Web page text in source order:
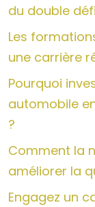
du double défi
Les
une carrière
Pourquoi
automobile
?
Comment la
améliorer la
Engagez un